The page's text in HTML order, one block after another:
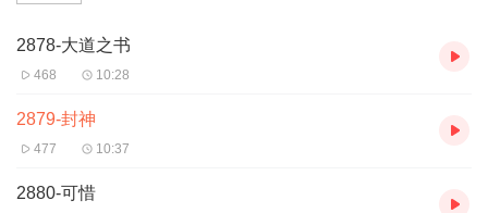
2878-大道之书
468 10:28
2879-封神
477 10:37
2880-可惜